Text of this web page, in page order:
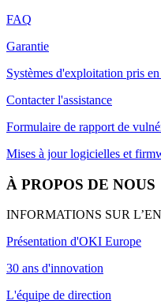
FAQ
Garantie
Systèmes d'exploitation pris
Contacter l'assistance
Formulaire de rapport de
Mises à jour logicielles et
À PROPOS DE NOUS
INFORMATIONS SUR
Présentation d'OKI Europe
30 ans d'innovation
L'équipe de direction